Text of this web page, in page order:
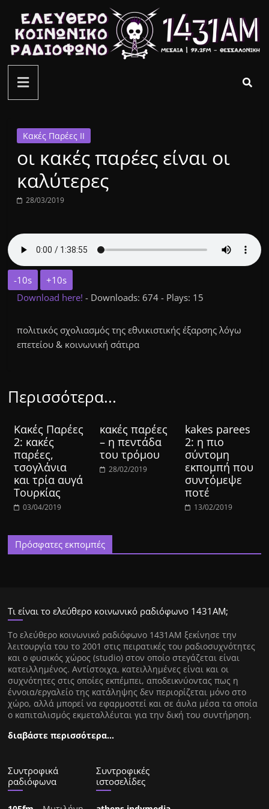
περιεχόμενο
ελεύθερο
κοινωνικό
ραδιόφωνο
1431AM
Κακές Παρέες ΙΙ
οι κακές παρέες είναι οι
καλύτερες
28/03/2019
-10s
+10s
Download here!- Downloads: 674 - Plays: 15
πολιτικός σχολιασμός της εθνικιστικής έξαρσης λόγω
επετείου & κοινωνική σάτιρα
Περισσότερα...
Κακές Παρέες
2: κακές
παρέες,
τσογλάνια
και τρία αυγά
Τουρκίας
03/04/2019
κακές παρέες
– η πεντάδα
του τρόμου
28/02/2019
kakes parees
2: η πιο
σύντομη
εκπομπή που
συντόμεψε
ποτέ
13/02/2019
Πρόσφατες εκπομπές
Τι είναι το ελεύθερο κοινωνικό ραδιόφωνο 1431ΑΜ;
Tο ελεύθερο κοινωνικό ραδιόφωνο 1431AM ξεκίνησε την
λειτουργία του το 2001 στις πειρατικές του ραδιοσυχνότητες
και ο φυσικός χώρος (studio) στον οποίο στεγάζεται είναι
κατειλλημένος. Αντίστοιχα, κατειλλημένες είναι και οι
συχνότητες στις οποίες εκπέμπει, αποδεικνύοντας πως η
έννοια/εργαλείο της κατάληψης δεν περιορίζεται μόνο στο
χώρο, αλλά μπορεί να εφαρμοστεί και σε άυλα μέσα τα οποία
ο καπιταλισμός εκμεταλλέυται για την δική του συντήρηση.
διαβάστε περισσότερα…
Συντροφικά
ραδιόφωνα
Συντροφικές
ιστοσελίδες